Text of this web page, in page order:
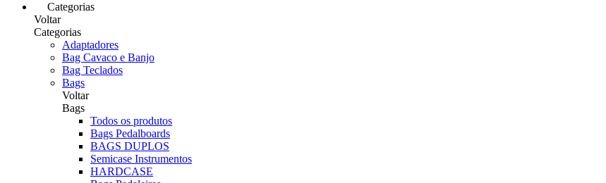
Categorias
Voltar
Categorias
Adaptadores
Bag Cavaco e Banjo
Bag Teclados
Bags
Voltar
Bags
Todos os produtos
Bags Pedalboards
BAGS DUPLOS
Semicase Instrumentos
HARDCASE